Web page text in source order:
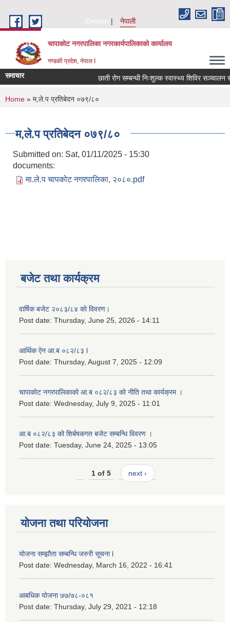
English
नेपाली
चापाकोट नगरपालिका नगरकार्यपालिकाको कार्यालय
गण्डकी प्रदेश, नेपाल I
समाचार छाती रोग सम्बन्धी निःशुल्क स्वास्थ्य शिविर सञ्चालन
You are here
Home » म,ले.प प्रतिबेदन ०७९/८०
म,ले.प प्रतिबेदन ०७९/८०
Submitted on: Sat, 01/11/2025 - 15:30
documents:
मा.ले.प चापकोट नगरपालिका, २०८०.pdf
बजेट तथा कार्यक्रम
वार्षिक बजेट २०८३/८४ को विवरण।
Post date: Thursday, June 25, 2026 - 14:11
आर्थिक ऐन आ.ब ०८२/८३ l
Post date: Thursday, August 7, 2025 - 12:09
चापाकोट नगरपालिकाको आ.ब ०८२/८३ को नीति तथा कार्यक्रम ।
Post date: Wednesday, July 9, 2025 - 11:01
आ.ब ०८२/८३ को शिर्बषकगत बजेट सम्बन्धि विवरण ।
Post date: Tuesday, June 24, 2025 - 13:05
1 of 5 next ›
योजना तथा परियोजना
योजना सम्झौता सम्बन्धि जरुरी सूचना l
Post date: Wednesday, March 16, 2022 - 16:41
आबधिक योजना ७७/७८-०८१
Post date: Thursday, July 29, 2021 - 12:18